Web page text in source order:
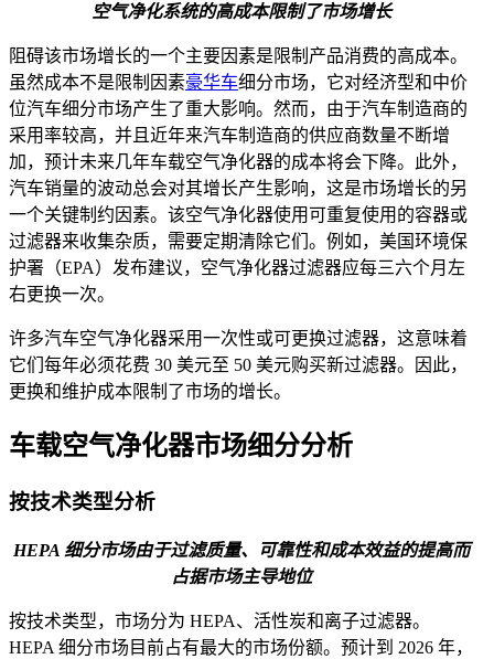
空气净化系统的高成本限制了市场增长
阻碍该市场增长的一个主要因素是限制产品消费的高成本。
虽然成本不是限制因素豪华车细分市场，它对经济型和中价
位汽车细分市场产生了重大影响。然而，由于汽车制造商的
采用率较高，并且近年来汽车制造商的供应商数量不断增
加，预计未来几年车载空气净化器的成本将会下降。此外，
汽车销量的波动总会对其增长产生影响，这是市场增长的另
一个关键制约因素。该空气净化器使用可重复使用的容器或
过滤器来收集杂质，需要定期清除它们。例如，美国环境保
护署（EPA）发布建议，空气净化器过滤器应每三六个月左
右更换一次。
许多汽车空气净化器采用一次性或可更换过滤器，这意味着
它们每年必须花费 30 美元至 50 美元购买新过滤器。因此，
更换和维护成本限制了市场的增长。
车载空气净化器市场细分分析
按技术类型分析
HEPA 细分市场由于过滤质量、可靠性和成本效益的提高而
占据市场主导地位
按技术类型，市场分为 HEPA、活性炭和离子过滤器。
HEPA 细分市场目前占有最大的市场份额。预计到 2026 年，